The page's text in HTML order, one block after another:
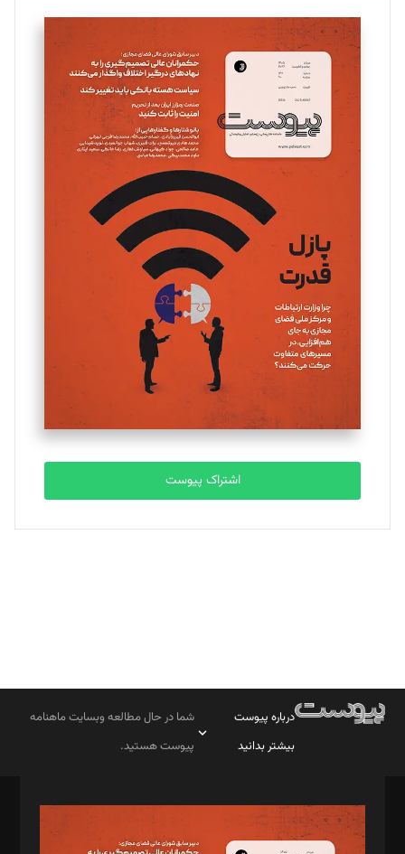
تحریریه
سروش کرمیان
تحریریه
مینا پاکدل
یسنا امان‌پور
تحریریه
ملینا جعفری
تحریریه
مصطفی مسجدی آرانی
تحریریه
بابک نقاش
تحریریه
اشتراک پیوست
درباره پیوست
بیشتر بدانید
شما در حال مطالعه وبسایت ماهنامه
پیوست هستید.
مدیر مسئول: محمدباقر اثنی‌عشری
سردبیر: مهرک محمودی